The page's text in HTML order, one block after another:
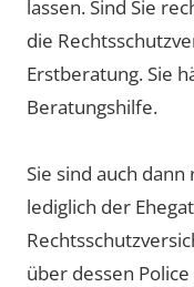
lassen. Sind Sie
die
Erstberatung. Sie
Beratungshilfe.
Sie sind auch
lediglich der
über dessen